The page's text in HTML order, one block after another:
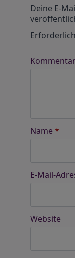
Deine E-
Kommentar
Name *
E-Mail-
Website